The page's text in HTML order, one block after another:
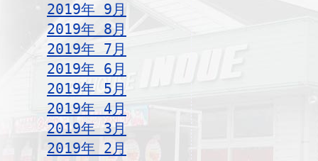
2019年 9月
2019年 8月
2019年 7月
2019年 6月
2019年 5月
2019年 4月
2019年 3月
2019年 2月